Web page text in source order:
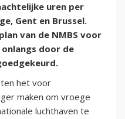
uren per
Gent en Brussel.
van de NMBS voor
door de
het voor
maken om vroege
luchthaven te